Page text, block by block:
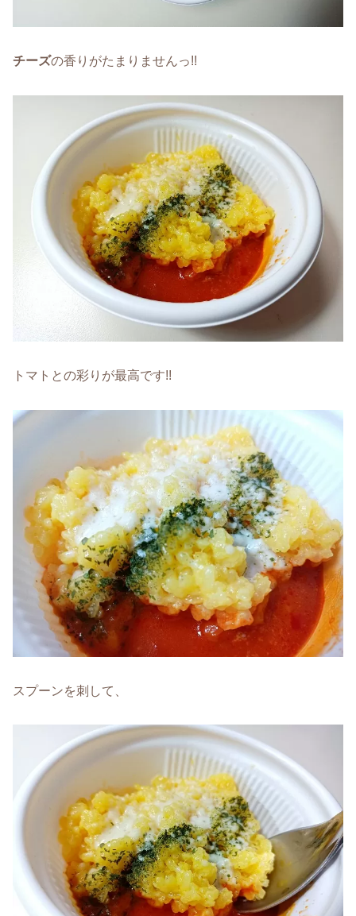
チーズの香りがたまりませんっ!!
トマトとの彩りが最高です!!
スプーンを刺して、